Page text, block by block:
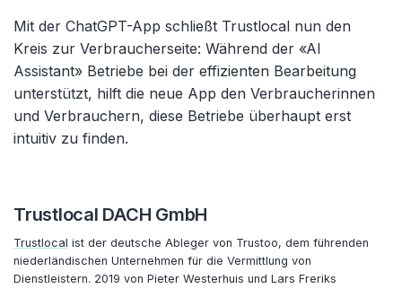
Mit der ChatGPT-App schließt Trustlocal nun den
Kreis zur Verbraucherseite: Während der «AI
Assistant» Betriebe bei der effizienten Bearbeitung
unterstützt, hilft die neue App den Verbraucherinnen
und Verbrauchern, diese Betriebe überhaupt erst
intuitiv zu finden.
Trustlocal DACH GmbH
Trustlocal ist der deutsche Ableger von Trustoo, dem führenden
niederländischen Unternehmen für die Vermittlung von
Dienstleistern. 2019 von Pieter Westerhuis und Lars Freriks